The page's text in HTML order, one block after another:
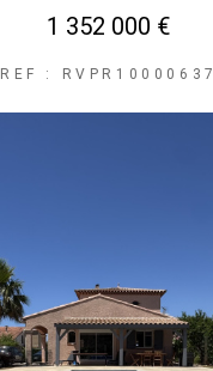
1 352 000 €
REF : RVPR10000637